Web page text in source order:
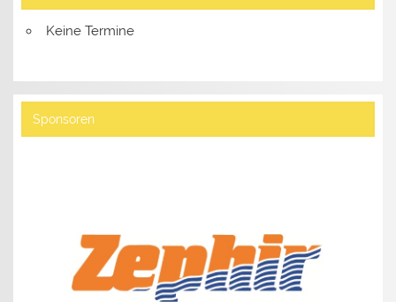
Keine Termine
Sponsoren